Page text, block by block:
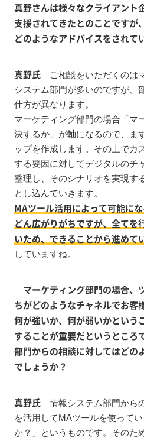
真野さんは様々なクライアント
支援されてきたとのことですが
どのようなアドバイスをされて
真野氏ご相談をいただくのは
システム部門が多いのですが、
仕方が異なります。
マーケティング部門の場合「マ
決するか」が軸になるので、ま
ップを作成します。その上でカ
する要因に対してデジタルのチ
整理し、そのシナリオを実現す
とし込んでいきます。
MAツール活用によって可能に
どん広がりがちですが、全てを
いため、できることから進めて
していますね。
―マーケティング部門の場合、
ちがどのようなチャネルでお客
何が強いか、何が弱いかという
することが重要だというところ
部門からの相談に対してはどの
でしょうか？
真野氏情報システム部門から
を活用してMAツールを使って
か？」というものです。そのた